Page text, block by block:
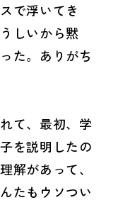
で浮いてき
しいから黙
た。ありがち
て、最初、学
を説明したの
解があって、
たもウソつい